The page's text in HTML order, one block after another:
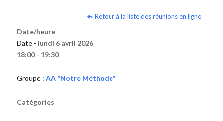
Retour à la liste des réunions en ligne
Date/heure
Date - lundi 6 avril 2026
18:00 - 19:30
Groupe : AA "Notre Méthode"
Catégories